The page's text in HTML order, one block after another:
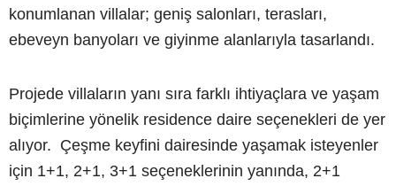
konumlanan villalar; geniş salonları, terasları,
ebeveyn banyoları ve giyinme alanlarıyla tasarlandı.
Projede villaların yanı sıra farklı ihtiyaçlara ve yaşam
biçimlerine yönelik residence daire seçenekleri de yer
alıyor. Çeşme keyfini dairesinde yaşamak isteyenler
için 1+1, 2+1, 3+1 seçeneklerinin yanında, 2+1